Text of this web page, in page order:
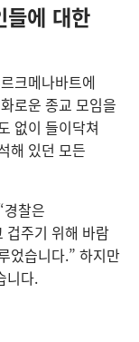
들에 대한
크메나바트에
로운 종교 모임을
없이 들이닥쳐
해 있던 모든
찰은
겁주기 위해 바람
었습니다.” 하지만
니다.